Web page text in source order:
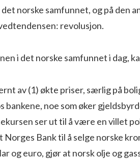
norske samfunnet, og på den
revolusjon.
i det norske samfunnet i dag,
av (1) økte priser, særlig på
noe som øker
ser ut til å være en villet
Bank til å selge norske
og euro, gjør at norsk olje og